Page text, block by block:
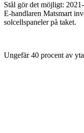
Stål gör det möjligt:
E-handlaren Matsmart
solcellspaneler på taket.
Ungefär 40 procent av